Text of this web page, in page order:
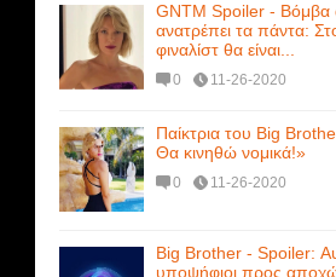
GNTM Spoiler - Βόμβα
ανατρέπει τα πάντα:
φιναλίστ θα είναι...
0 11-26-2020
Παίκτρια του Big
Θα κινηθώ νομικά!»
0 11-26-2020
Big Brother - Spoiler:
υποψήφιοι προς